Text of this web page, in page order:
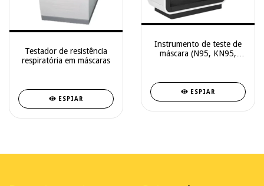
Testador de resistência
respiratória em máscaras
ESPIAR
Instrumento de teste de
máscara (N95, KN95,
ESPIAR